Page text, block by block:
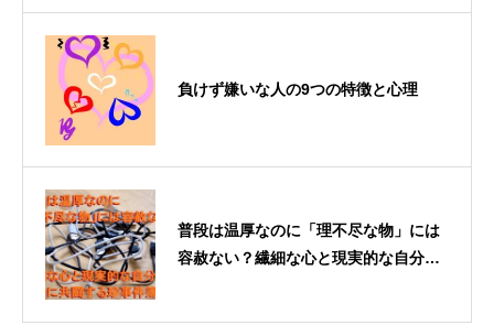
負けず嫌いな人の9つの特徴と心理
普段は温厚なのに「理不尽な物」には
容赦ない？繊細な心と現実的な自分が